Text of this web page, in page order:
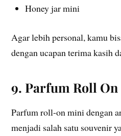
Honey jar mini
Agar lebih personal, kamu
dengan ucapan terima kasih
9. Parfum Roll
Parfum roll-on mini dengan
menjadi salah satu souvenir